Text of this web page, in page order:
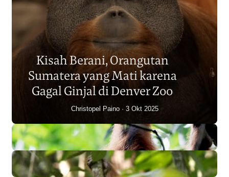
Populasi Orangutan
Sumatera Berkurang 2.700
Individu dalam Satu Dekade?
Junaidi Hanafiah 14 Jul 2026
Kisah Berani, Orangutan
Sumatera yang Mati karena
Gagal Ginjal di Denver Zoo
Christopel Paino 3 Okt 2025